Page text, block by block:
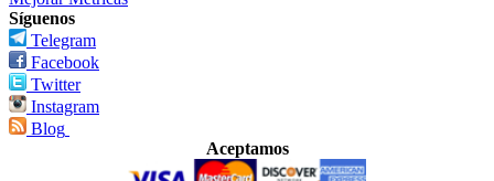
Síguenos
Telegram
Facebook
Twitter
Instagram
Blog
Aceptamos